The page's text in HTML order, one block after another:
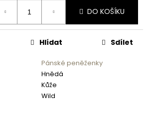
DO KOŠÍKU
Pánské peněženky
Hnědá
Kůže
Wild
Hlídat Sdílet